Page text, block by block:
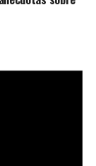
agua se
de Agostina.